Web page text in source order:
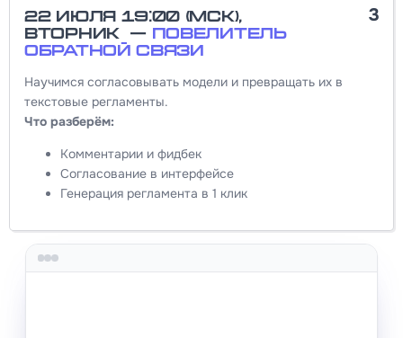
3
22 июля 19:00 (МСК),
вторник — Повелитель
обратной связи
Научимся согласовывать модели и превращать их в
текстовые регламенты.
Что разберём:
Комментарии и фидбек
Согласование в интерфейсе
Генерация регламента в 1 клик